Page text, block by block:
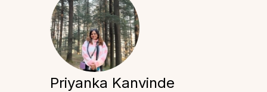
Priyanka Kanvinde